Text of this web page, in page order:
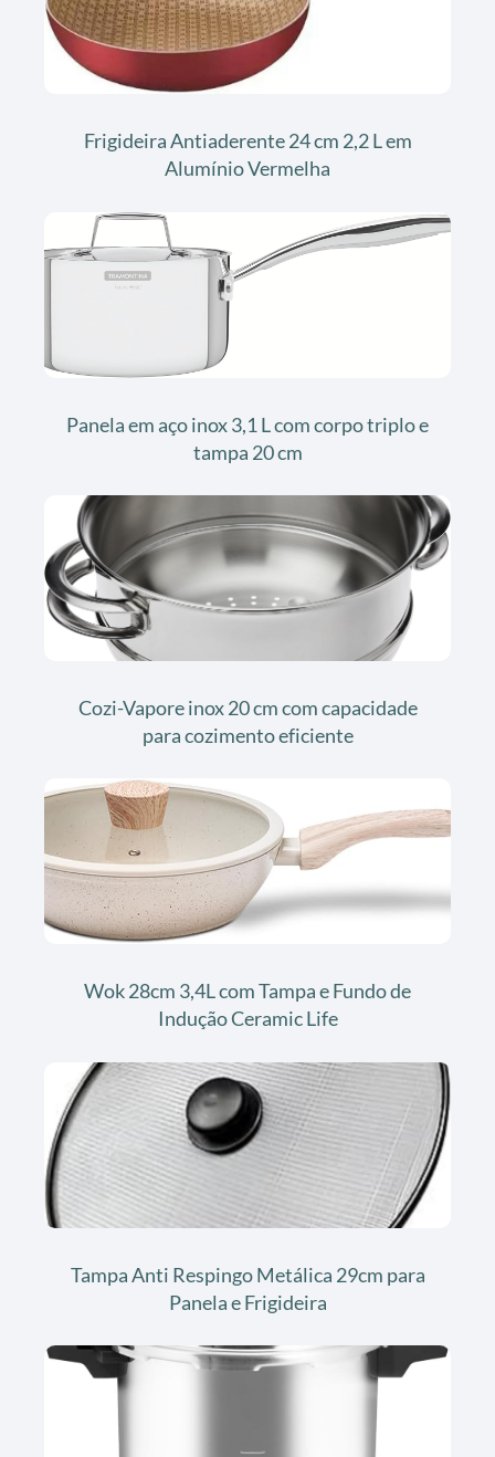
Frigideira Antiaderente 24 cm 2,2 L em
Alumínio Vermelha
Panela em aço inox 3,1 L com corpo triplo e
tampa 20 cm
Cozi-Vapore inox 20 cm com capacidade
para cozimento eficiente
Wok 28cm 3,4L com Tampa e Fundo de
Indução Ceramic Life
Tampa Anti Respingo Metálica 29cm para
Panela e Frigideira